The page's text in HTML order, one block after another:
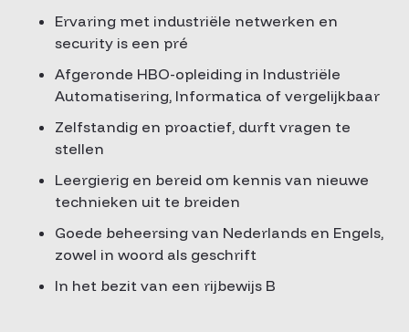
Ervaring met industriële netwerken en
security is een pré
Afgeronde HBO-opleiding in Industriële
Automatisering, Informatica of vergelijkbaar
Zelfstandig en proactief, durft vragen te
stellen
Leergierig en bereid om kennis van nieuwe
technieken uit te breiden
Goede beheersing van Nederlands en Engels,
zowel in woord als geschrift
In het bezit van een rijbewijs B